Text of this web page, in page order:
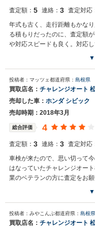
査定額： 5 連絡： 3 査定対応
年式も古く、走行距離もかな
る積もりだったのに、査定額
や対応スピードも良く。対応
▼
投稿者：マッツェ都道府県： 島根県
買取店名： チャレンジオート
売却した車： ホンダ シビック
売却時期：2018年3月
総合評価 4
査定額： 3 連絡： 3 査定対応
車検が来たので、思い切って
はなっていたチャレンジオー
業のベテランの方に査定をお
▼
投稿者：みやこんぶ都道府県： 島根県
買取店名： チャレンジオート